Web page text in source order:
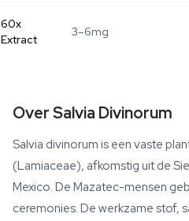
60x
Extract
3–6mg
Over Salvia Divinorum
Salvia divinorum is een vaste
(Lamiaceae), afkomstig uit de
Mexico. De Mazatec-mensen
ceremonies. De werkzame stof,